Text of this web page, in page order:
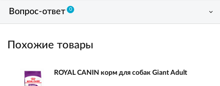
Вопрос-ответ 0
Похожие товары
ROYAL CANIN корм для собак Giant Adult